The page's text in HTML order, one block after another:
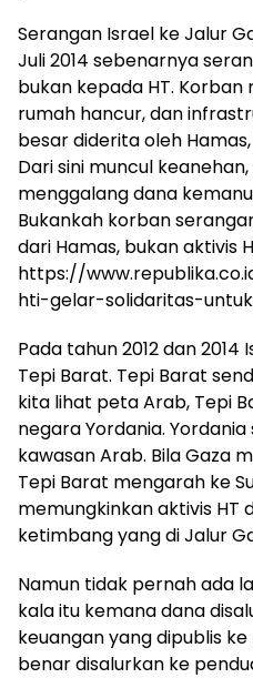
Serangan Israel ke Jalur
Juli 2014 sebenarnya
bukan kepada HT.
rumah hancur, dan
besar diderita oleh Hamas,
Dari sini muncul
menggalang dana
Bukankah korban
dari Hamas, bukan aktivis
https://
hti-gelar-solidaritas-
Pada tahun 2012 dan
Tepi Barat. Tepi Barat
kita lihat peta Arab, Tepi
negara Yordania. Yordania
kawasan Arab. Bila Gaza
Tepi Barat mengarah ke
memungkinkan aktivis HT
ketimbang yang di Jalur
Namun tidak pernah ada
kala itu kemana dana
keuangan yang dipublis
benar disalurkan ke